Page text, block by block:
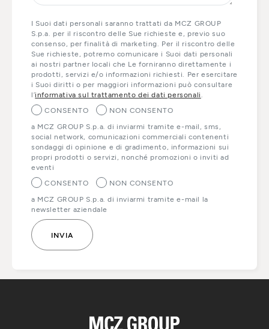
I Suoi dati personali saranno trattati da MCZ GROUP
S.p.a. per il riscontro delle Sue richieste e, previo suo
consenso, per finalità di marketing. Per il riscontro delle
Sue richieste, potremo comunicare i Suoi dati personali
ai nostri partner locali che Le forniranno direttamente i
prodotti, servizi e/o informazioni richiesti. Per esercitare
i Suoi diritti o per maggiori informazioni può consultare
l’informativa sul trattamento dei dati personali
CONSENTO
NON CONSENTO
a MCZ GROUP S.p.a. di inviarmi tramite e-mail, sms,
social network, comunicazioni commerciali contenenti
sondaggi di opinione e di gradimento, informazioni sui
propri prodotti o servizi, nonché promozioni o inviti ad
eventi
CONSENTO
NON CONSENTO
a MCZ GROUP S.p.a. di inviarmi tramite e-mail la
newsletter aziendale